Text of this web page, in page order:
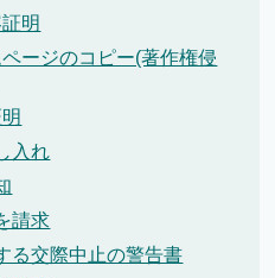
明
ージのコピー(著作権侵
入れ
請求
る交際中止の警告書